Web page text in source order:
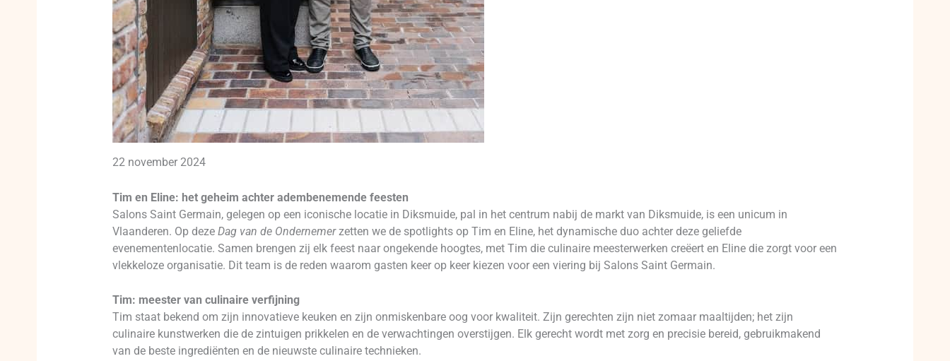
22 november 2024
Tim en Eline: het geheim achter adembenemende feesten
Salons Saint Germain, gelegen op een iconische locatie in Diksmuide, pal in het centrum nabij de markt van Diksmuide, is een unicum in
Vlaanderen. Op deze Dag van de Ondernemerzetten we de spotlights op Tim en Eline, het dynamische duo achter deze geliefde
evenementenlocatie. Samen brengen zij elk feest naar ongekende hoogtes, met Tim die culinaire meesterwerken creëert en Eline die zorgt voor een
vlekkeloze organisatie. Dit team is de reden waarom gasten keer op keer kiezen voor een viering bij Salons Saint Germain.
Tim: meester van culinaire verfijning
Tim staat bekend om zijn innovatieve keuken en zijn onmiskenbare oog voor kwaliteit. Zijn gerechten zijn niet zomaar maaltijden; het zijn
culinaire kunstwerken die de zintuigen prikkelen en de verwachtingen overstijgen. Elk gerecht wordt met zorg en precisie bereid, gebruikmakend
van de beste ingrediënten en de nieuwste culinaire technieken.